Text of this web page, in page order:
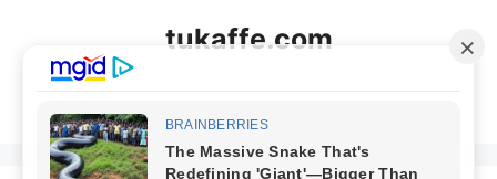
tukaffe.com